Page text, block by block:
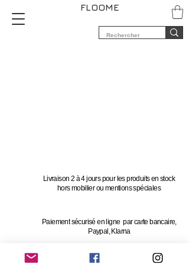
FLOOME
Livraison 2 à 4 jours pour les produits en stock
hors mobilier ou mentions spéciales
Paiement sécurisé en ligne par carte bancaire,
Paypal, Klarna
Vous avez 14 jours pour changer d'avis